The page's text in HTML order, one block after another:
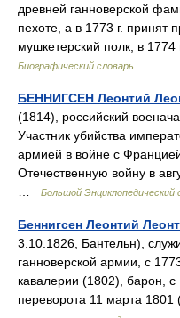
древней ганноверской
пехоте, а в 1773 г. принят
мушкетерский полк; в
Биографический словарь
БЕННИГСЕН Леонтий
(1814), российский
Участник убийства
армией в войне с
Отечественную войну в
Большой Энциклопедический
Беннигсен Леонтий
3.10.1826, Бантельн),
ганноверской армии, с
кавалерии (1802), барон,
переворота 11 марта